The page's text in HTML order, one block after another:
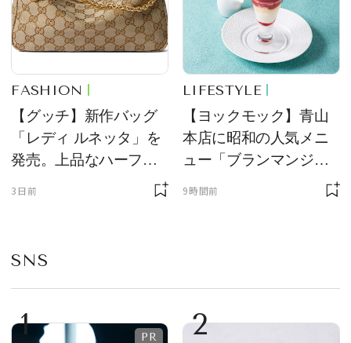
FASHION
【グッチ】新作バッグ
「レディ ルネッタ」を
発売。上品なハーフム
ーン型がスタイリング
3日前
LIFESTYLE
【ヨックモック】青山
本店に昭和の人気メニ
ュー「ブランマンジ
ェ」「ダックワーズ」
9時間前
SNS
1 2